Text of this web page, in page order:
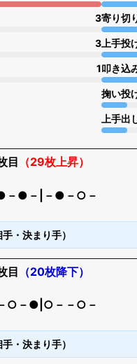
3
3
1
寄り切
上手投
叩き込
掬い投
上手出
目
（29枚上昇）
●－|－●－○－
・決まり手）
目
（20枚降下）
○－●|○－－○－
・決まり手）